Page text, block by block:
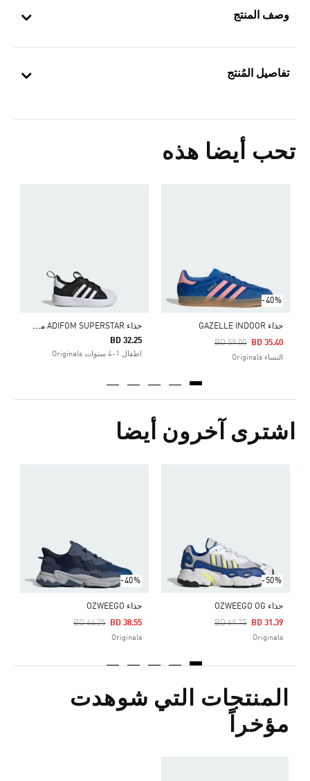
وصف المنتج
تفاصيل المُنتج
تحب أيضا هذه
-40%
حذاء GAZELLE INDOOR
Price Reduced From
BD 59.00
To BD 35.40
النساء Originals
ح
ذاء ADIFOM SUPERSTAR من أديداس أوريجينالز 360
BD 32.25
اطفال 1-4 سنوات Originals
اشترى آخرون أيضا
-50%
حذاء OZWEEGO OG
Price Reduced From
BD 69.75
To BD 31.39
Originals
-40%
حذاء OZWEEGO
Price Reduced From
BD 64.25
To BD 38.55
Originals
المنتجات التي شوهدت
مؤخراً